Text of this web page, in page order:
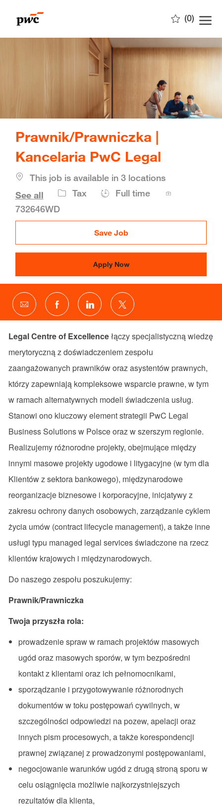
(0)
Prawnik/Prawniczka |
Kancelaria PwC Legal
This job is available in 3 locations
See all
Tax Full time
Job
732646WD
Save Job
Apply Now
Share
via
Share
via
Share
via
Share
via
Legal Centre of Excellencełączy specjalistyczną wiedzę
merytoryczną z doświadczeniem zespołu
zaangażowanych prawników oraz asystentów prawnych,
którzy zapewniają kompleksowe wsparcie prawne, w tym
w ramach alternatywnych modeli świadczenia usług.
Stanowi ono kluczowy element strategii PwC Legal
Business Solutions w Polsce oraz w szerszym regionie.
Realizujemy różnorodne projekty, obejmujące między
innymi masowe projekty ugodowe i litygacyjne (w tym dla
Klientów z sektora bankowego), międzynarodowe
reorganizacje biznesowe i korporacyjne, inicjatywy z
zakresu ochrony danych osobowych, zarządzanie cyklem
życia umów (contract lifecycle management), a także inne
usługi typu managed legal services świadczone na rzecz
klientów krajowych i międzynarodowych.
Do naszego zespołu poszukujemy:
Prawnik/Prawniczka
Twoja przyszła rola:
prowadzenie spraw w ramach projektów masowych
ugód oraz masowych sporów, w tym bezpośredni
kontakt z klientami oraz ich pełnomocnikami,
sporządzanie i przygotowywanie różnorodnych
dokumentów w toku postępowań cywilnych, w
szczególności odpowiedzi na pozew, apelacji oraz
innych pism procesowych, a także korespondencji
prawnej związanej z prowadzonymi postępowaniami,
negocjowanie warunków ugód z drugą stroną sporu w
celu osiągnięcia możliwie najkorzystniejszych
rezultatów dla klienta,